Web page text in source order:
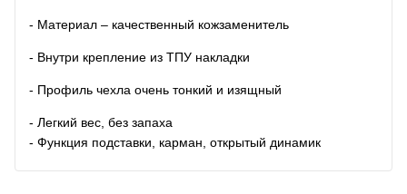
- Материал – качественный кожзаменитель
- Внутри крепление из ТПУ накладки
- Профиль чехла очень тонкий и изящный
- Легкий вес, без запаха
- Функция подставки, карман, открытый динамик